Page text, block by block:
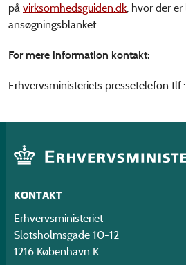
på virksomhedsguiden.dk , hvor der
ansøgningsblanket.
For mere information kontakt:
Erhvervsministeriets pressetelefon
KONTAKT
Erhvervsministeriet
Slotsholmsgade 10-12
1216 København K